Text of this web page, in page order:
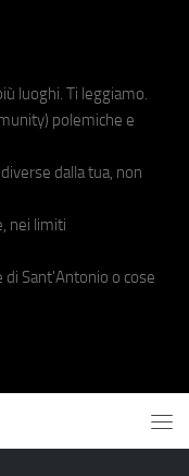
luoghi. Ti leggiamo.
polemiche e
dalla tua, non
nei limiti
di Sant'Antonio o cose